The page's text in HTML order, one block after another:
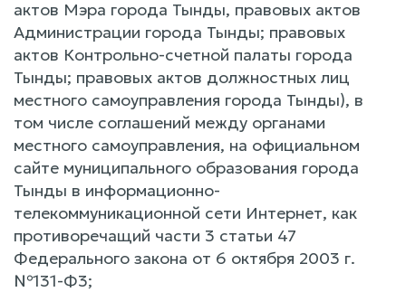
актов Мэра города Тынды, правовых актов
Администрации города Тынды; правовых
актов Контрольно-счетной палаты города
Тынды; правовых актов должностных лиц
местного самоуправления города Тынды), в
том числе соглашений между органами
местного самоуправления, на официальном
сайте муниципального образования города
Тынды в информационно-
телекоммуникационной сети Интернет, как
противоречащий части 3 статьи 47
Федерального закона от 6 октября 2003 г.
№131-Ф3;